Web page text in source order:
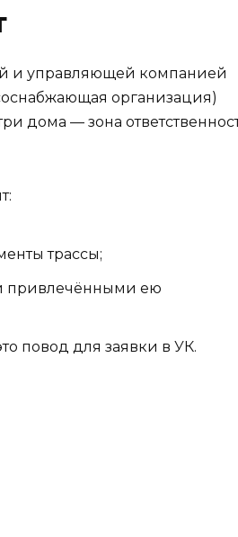
и управляющей компанией
организация)
дома — зона
трассы;
привлечёнными ею
повод для заявки в УК.